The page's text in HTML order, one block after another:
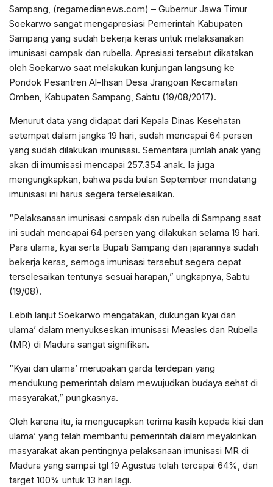
Sampang, (regamedianews.com) – Gubernur Jawa Timur
Soekarwo sangat mengapresiasi Pemerintah Kabupaten
Sampang yang sudah bekerja keras untuk melaksanakan
imunisasi campak dan rubella. Apresiasi tersebut dikatakan
oleh Soekarwo saat melakukan kunjungan langsung ke
Pondok Pesantren Al-Ihsan Desa Jrangoan Kecamatan
Omben, Kabupaten Sampang, Sabtu (19/08/2017).
Menurut data yang didapat dari Kepala Dinas Kesehatan
setempat dalam jangka 19 hari, sudah mencapai 64 persen
yang sudah dilakukan imunisasi. Sementara jumlah anak yang
akan di imumisasi mencapai 257.354 anak. Ia juga
mengungkapkan, bahwa pada bulan September mendatang
imunisasi ini harus segera terselesaikan.
“Pelaksanaan imunisasi campak dan rubella di Sampang saat
ini sudah mencapai 64 persen yang dilakukan selama 19 hari.
Para ulama, kyai serta Bupati Sampang dan jajarannya sudah
bekerja keras, semoga imunisasi tersebut segera cepat
terselesaikan tentunya sesuai harapan,” ungkapnya, Sabtu
(19/08).
Lebih lanjut Soekarwo mengatakan, dukungan kyai dan
ulama’ dalam menyukseskan imunisasi Measles dan Rubella
(MR) di Madura sangat signifikan.
“Kyai dan ulama’ merupakan garda terdepan yang
mendukung pemerintah dalam mewujudkan budaya sehat di
masyarakat,” pungkasnya.
Oleh karena itu, ia mengucapkan terima kasih kepada kiai dan
ulama’ yang telah membantu pemerintah dalam meyakinkan
masyarakat akan pentingnya pelaksanaan imunisasi MR di
Madura yang sampai tgl 19 Agustus telah tercapai 64%, dan
target 100% untuk 13 hari lagi.